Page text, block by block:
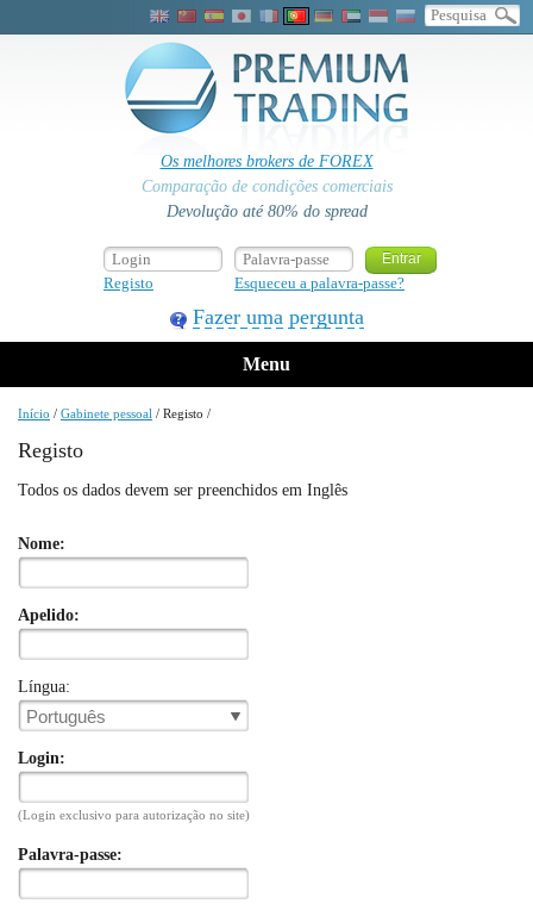
Os melhores brokers de FOREX
Comparação de condições comerciais
Devolução até 80% do spread
Registo Esqueceu a palavra-passe?
Fazer uma pergunta
Menu
Início / Gabinete pessoal / Registo /
Registo
Todos os dados devem ser preenchidos em Inglês
Nome:
Apelido:
Língua:
Português
Login:
(Login exclusivo para autorização no site)
Palavra-passe: